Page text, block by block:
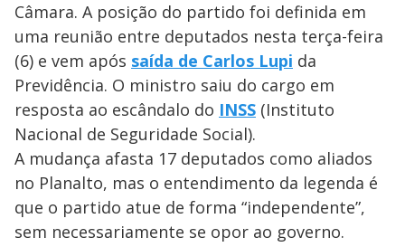
Câmara. A posição do partido foi definida em
uma reunião entre deputados nesta terça-feira
(6) e vem após saída de Carlos Lupi da
Previdência. O ministro saiu do cargo em
resposta ao escândalo do INSS (Instituto
Nacional de Seguridade Social).
A mudança afasta 17 deputados como aliados
no Planalto, mas o entendimento da legenda é
que o partido atue de forma “independente”,
sem necessariamente se opor ao governo.